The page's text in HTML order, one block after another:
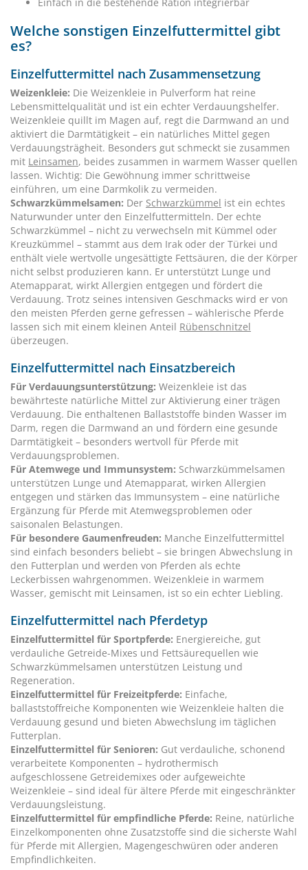
Welche sonstigen Einzelfuttermittel gibt
es?
Einzelfuttermittel nach Zusammensetzung
Weizenkleie: Die Weizenkleie in Pulverform hat reine
Lebensmittelqualität und ist ein echter Verdauungshelfer.
Weizenkleie quillt im Magen auf, regt die Darmwand an und
aktiviert die Darmtätigkeit – ein natürliches Mittel gegen
Verdauungsträgheit. Besonders gut schmeckt sie zusammen
mit Leinsamen, beides zusammen in warmem Wasser quellen
lassen. Wichtig: Die Gewöhnung immer schrittweise
einführen, um eine Darmkolik zu vermeiden.
Schwarzkümmelsamen: Der Schwarzkümmel ist ein echtes
Naturwunder unter den Einzelfuttermitteln. Der echte
Schwarzkümmel – nicht zu verwechseln mit Kümmel oder
Kreuzkümmel – stammt aus dem Irak oder der Türkei und
enthält viele wertvolle ungesättigte Fettsäuren, die der Körper
nicht selbst produzieren kann. Er unterstützt Lunge und
Atemapparat, wirkt Allergien entgegen und fördert die
Verdauung. Trotz seines intensiven Geschmacks wird er von
den meisten Pferden gerne gefressen – wählerische Pferde
lassen sich mit einem kleinen Anteil Rübenschnitzel
überzeugen.
Einzelfuttermittel nach Einsatzbereich
Für Verdauungsunterstützung: Weizenkleie ist das
bewährteste natürliche Mittel zur Aktivierung einer trägen
Verdauung. Die enthaltenen Ballaststoffe binden Wasser im
Darm, regen die Darmwand an und fördern eine gesunde
Darmtätigkeit – besonders wertvoll für Pferde mit
Verdauungsproblemen.
Für Atemwege und Immunsystem: Schwarzkümmelsamen
unterstützen Lunge und Atemapparat, wirken Allergien
entgegen und stärken das Immunsystem – eine natürliche
Ergänzung für Pferde mit Atemwegsproblemen oder
saisonalen Belastungen.
Für besondere Gaumenfreuden: Manche Einzelfuttermittel
sind einfach besonders beliebt – sie bringen Abwechslung in
den Futterplan und werden von Pferden als echte
Leckerbissen wahrgenommen. Weizenkleie in warmem
Wasser, gemischt mit Leinsamen, ist so ein echter Liebling.
Einzelfuttermittel nach Pferdetyp
Einzelfuttermittel für Sportpferde: Energiereiche, gut
verdauliche Getreide-Mixes und Fettsäurequellen wie
Schwarzkümmelsamen unterstützen Leistung und
Regeneration.
Einzelfuttermittel für Freizeitpferde: Einfache,
ballaststoffreiche Komponenten wie Weizenkleie halten die
Verdauung gesund und bieten Abwechslung im täglichen
Futterplan.
Einzelfuttermittel für Senioren: Gut verdauliche, schonend
verarbeitete Komponenten – hydrothermisch
aufgeschlossene Getreidemixes oder aufgeweichte
Weizenkleie – sind ideal für ältere Pferde mit eingeschränkter
Verdauungsleistung.
Einzelfuttermittel für empfindliche Pferde: Reine, natürliche
Einzelkomponenten ohne Zusatzstoffe sind die sicherste Wahl
für Pferde mit Allergien, Magengeschwüren oder anderen
Empfindlichkeiten.